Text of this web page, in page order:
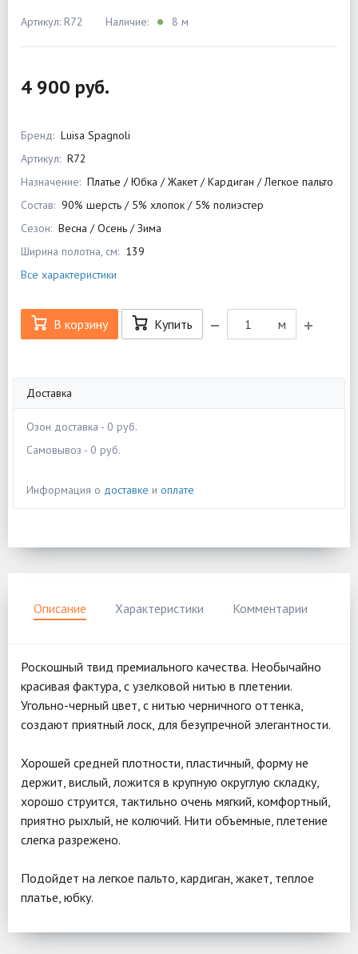
Артикул: R72 Наличие: 8 м
4 900 руб.
Бренд: Luisa Spagnoli
Артикул: R72
Назначение: Платье / Юбка / Жакет / Кардиган / Легкое пальто
Состав: 90% шерсть / 5% хлопок / 5% полиэстер
Сезон: Весна / Осень / Зима
Ширина полотна, см: 139
Все характеристики
В корзину Купить м
Доставка
Озон доставка - 0 руб.
Самовывоз - 0 руб.
Информация о доставке и оплате
Описание Характеристики Комментарии
Роскошный твид премиального качества. Необычайно
красивая фактура, с узелковой нитью в плетении.
Угольно-черный цвет, с нитью черничного оттенка,
создают приятный лоск, для безупречной элегантности.
Хорошей средней плотности, пластичный, форму не
держит, вислый, ложится в крупную округлую складку,
хорошо струится, тактильно очень мягкий, комфортный,
приятно рыхлый, не колючий. Нити объемные, плетение
слегка разрежено.
Подойдет на легкое пальто, кардиган, жакет, теплое
платье, юбку.